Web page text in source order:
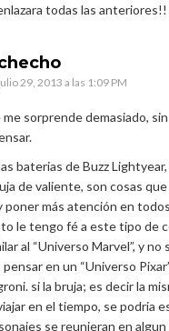
todas las anteriores!!
29, 2013 a las 1:09 PM
sorprende demasiado,
baterias de Buzz
de valiente, son cosas
poner más atención en
le tengo fé a este tipo de
al “Universo Marvel”, y no
en un “Universo
si la bruja; es decir la
en el tiempo, se podria
se reunieran en